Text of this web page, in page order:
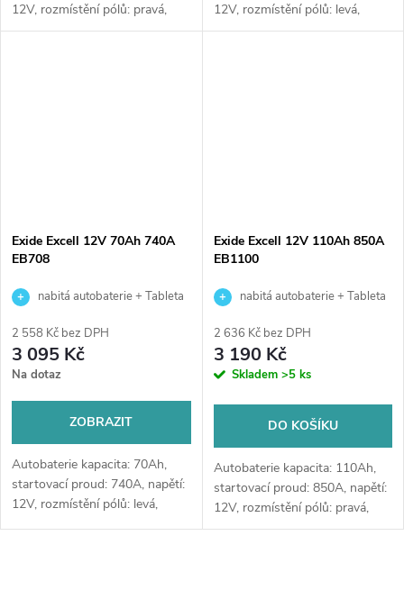
12V, rozmístění pólů: pravá,
rozměry: 315 x 175 x 205,
12V, rozmístění pólů: levá,
rozměry: 230 x 180 x 186,
Exide Excell 12V 70Ah 740A
EB708
nabitá autobaterie + Tableta
výkup staré baterie při doručení
nebo v prodejně Jinočany
2 558 Kč bez DPH
3 095 Kč
Na dotaz
ZOBRAZIT
Autobaterie kapacita: 70Ah,
startovací proud: 740A, napětí:
12V, rozmístění pólů: levá,
Exide Excell 12V 110Ah 850A
EB1100
nabitá autobaterie + Tableta
výkup staré baterie při doručení
nebo v prodejně Jinočany
2 636 Kč bez DPH
3 190 Kč
Skladem >5 ks
DO KOŠÍKU
Autobaterie kapacita: 110Ah,
startovací proud: 850A, napětí:
12V, rozmístění pólů: pravá,
rozměry: 392 x 175 x 190,